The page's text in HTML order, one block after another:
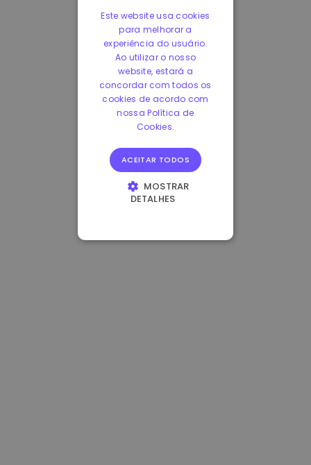
Este website usa cookies
para melhorar a
experiência do usuário.
Ao utilizar o nosso
website, estará a
concordar com todos os
cookies de acordo com
nossa Política de
Cookies.
ACEITAR TODOS
MOSTRAR
DETALHES